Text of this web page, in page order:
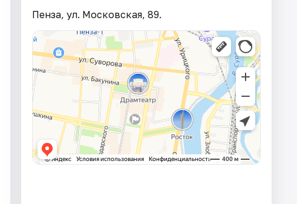
Пенза, ул. Московская, 89.